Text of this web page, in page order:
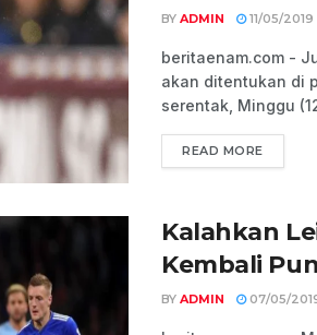
BY ADMIN 11/05/2019
beritaenam.com -
akan ditentukan di
serentak, Minggu
READ MORE
Kalahkan
Kembali
BY ADMIN 07/05/